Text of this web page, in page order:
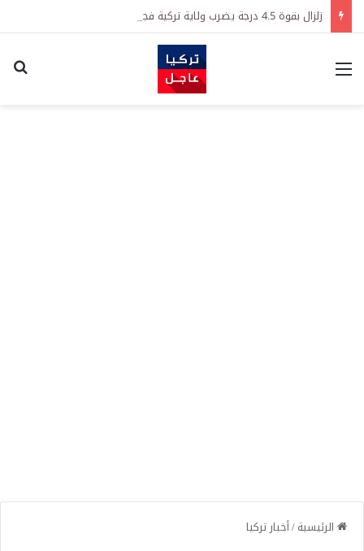
زلزال بقوة 4.5 درجة يضرب ولاية تركية فجر اليوم
القائمة
الرئيسية/أخبار تركيا